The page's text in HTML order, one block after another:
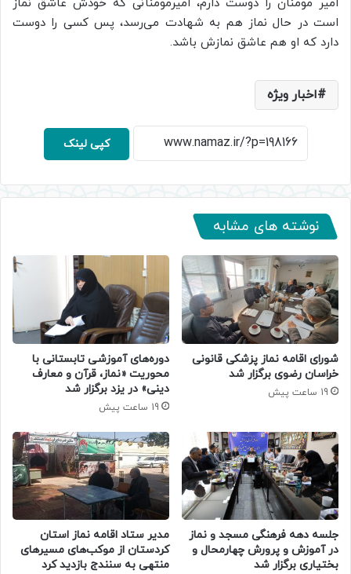
امیر مومنان را دوست دارم، امیرمومنانی که خودش عاشق نماز
است در حال نماز هم به شهادت می‌رسد، پس کسی را دوست
دارد که او هم عاشق نمازش باشد.
اخبار ویژه
کپی لینک
نوشته های مشابه
شورای اقامه نماز پزشکی قانونی
خراسان رضوی برگزار شد
19 ساعت پیش
دوره‌های آموزشی تابستانی با
محوریت «نماز، قرآن و معارف
دینی» در یزد برگزار شد
19 ساعت پیش
جلسه دهه فرهنگی مسجد و نماز
در آموزش و پرورش چهارمحال و
بختیاری برگزار شد
مدیر ستاد اقامه نماز استان
کردستان از موکب‌های مسیرهای
منتهی به سنندج بازدید کرد